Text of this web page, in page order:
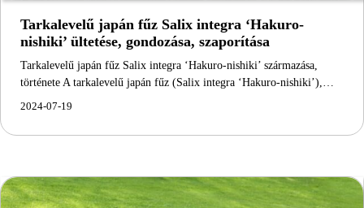
Tarkalevelű japán fűz Salix integra ‘Hakuro-
nishiki’ ültetése, gondozása, szaporítása
Tarkalevelű japán fűz Salix integra ‘Hakuro-nishiki’ származása,
története A tarkalevelű japán fűz (Salix integra ‘Hakuro-nishiki’),…
2024-07-19